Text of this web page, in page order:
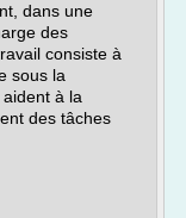
dans une
des
consiste à
sous la
à la
des tâches